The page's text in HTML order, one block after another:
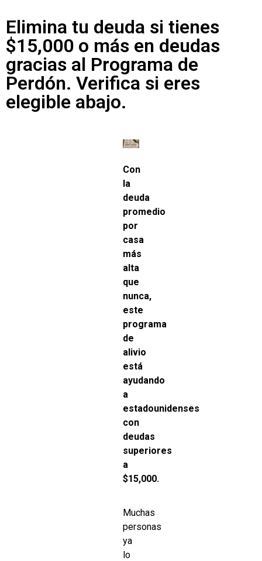
Elimina tu deuda si tienes
$15,000 o más en deudas
gracias al Programa de
Perdón. Verifica si eres
elegible abajo.
Con
la
deuda
promedio
por
casa
más
alta
que
nunca,
este
programa
de
alivio
está
ayudando
a
estadounidenses
con
deudas
superiores
a
$15,000.
Muchas
personas
ya
lo